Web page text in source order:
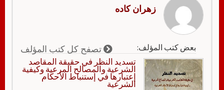
زهران كاده
بعض كتب المؤلف: تصفح كل كتب المؤلف
تسديد النظر في حقيقة المقاصد
الشرعية والمصالح المرعية وكيفية
إعتبارها في إستنباط الأحكام
الشرعية